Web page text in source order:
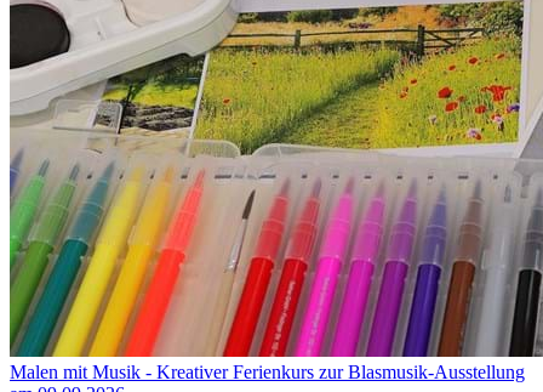
Malen mit Musik - Kreativer Ferienkurs zur Blasmusik-Ausstellung